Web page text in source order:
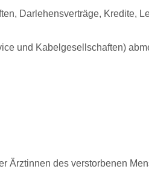
Darlehensverträge, Kredite,
und Kabelgesellschaften)
Ärztinnen des verstorbenen